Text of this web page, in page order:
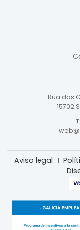
Rúa das
15702
Aviso legal